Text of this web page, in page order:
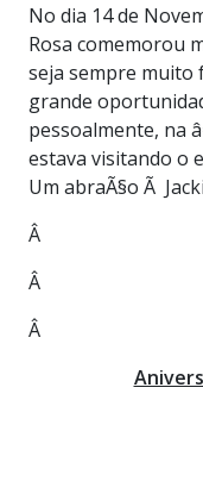
No dia 14 de
Rosa comemorou
seja sempre muito
grande
pessoalmente, na
estava visitando o
Um abraÃ§o Ã
Â
Â
Â